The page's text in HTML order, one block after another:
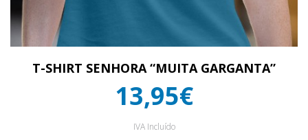
T-SHIRT SENHORA “MUITA GARGANTA”
13,95€
IVA Incluído